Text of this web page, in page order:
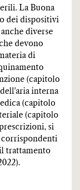
La Buona
dei dispositivi
diverse
devono
di
(capitolo
interna
(capitolo
(capitolo
si
trattamento